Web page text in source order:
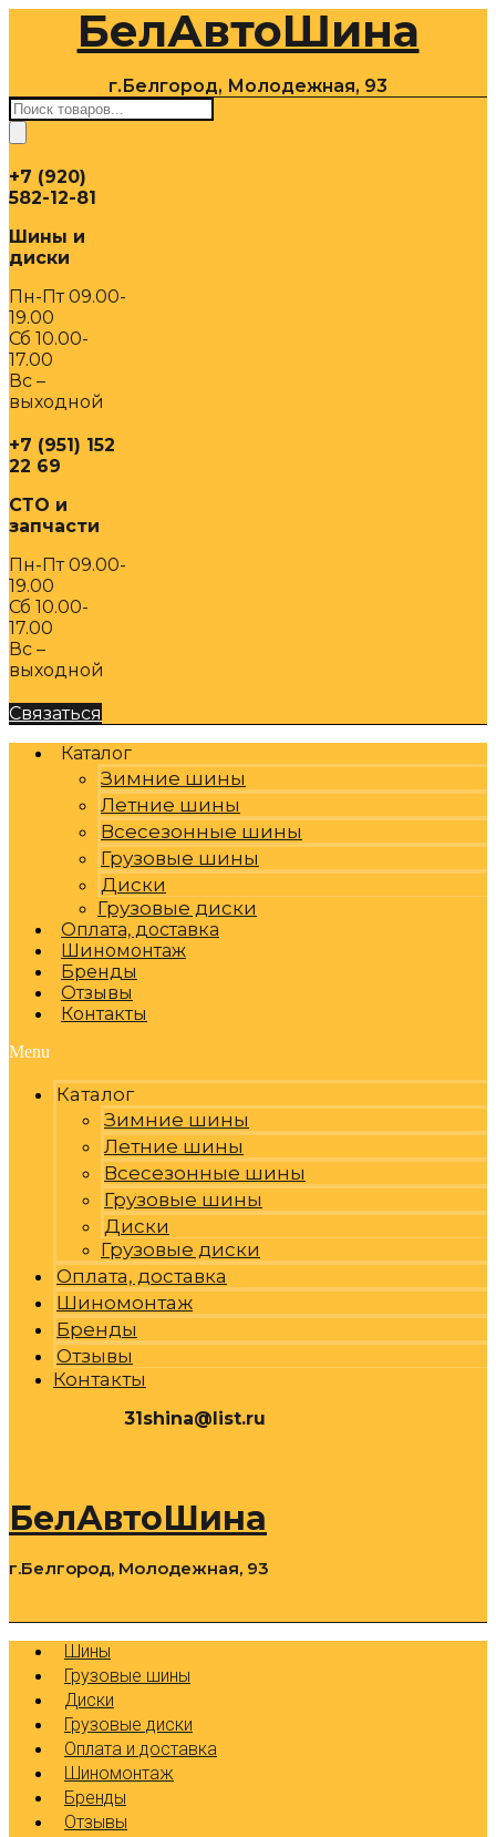
содержимомуБелАвтоШина
г.Белгород, Молодежная, 93
Поиск
товаров
+7 (920)
582-12-81
Шины и
диски
Пн-Пт 09.00-
19.00
Сб 10.00-
17.00
Вс –
выходной
+7 (951) 152
22 69
СТО и
запчасти
Пн-Пт 09.00-
19.00
Сб 10.00-
17.00
Вс –
выходной
Связаться
Каталог
Зимние шины
Летние шины
Всесезонные шины
Грузовые шины
Диски
Грузовые диски
Оплата, доставка
Шиномонтаж
Бренды
Отзывы
Контакты
Menu
Каталог
Зимние шины
Летние шины
Всесезонные шины
Грузовые шины
Диски
Грузовые диски
Оплата, доставка
Шиномонтаж
Бренды
Отзывы
Контакты
31shina@list.ru
БелАвтоШина
г.Белгород, Молодежная, 93
Шины
Грузовые шины
Диски
Грузовые диски
Оплата и доставка
Шиномонтаж
Бренды
Отзывы